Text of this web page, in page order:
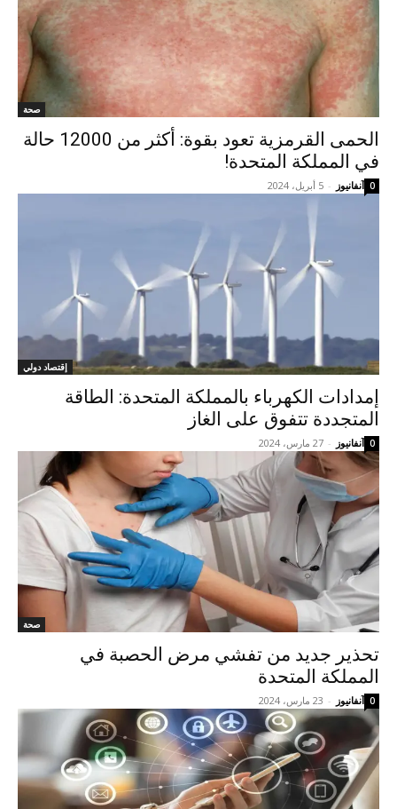
صحة
الحمى القرمزية تعود بقوة: أكثر من 12000 حالة
في المملكة المتحدة!
آنفانيوز - 5 أبريل، 2024 0
إقتصاد دولي
إمدادات الكهرباء بالمملكة المتحدة: الطاقة
المتجددة تتفوق على الغاز
آنفانيوز - 27 مارس، 2024 0
صحة
تحذير جديد من تفشي مرض الحصبة في
المملكة المتحدة
آنفانيوز - 23 مارس، 2024 0